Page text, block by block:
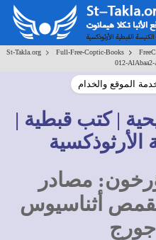
St-Takla.org > Full-Free-Coptic-Books >
012-
الموقع والخدام
| كتب قبطية |
الأرثوذكسية
مصادر
أثناسيوس